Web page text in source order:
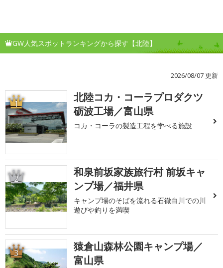
GW人気スポットランキングから探す【北陸】
2026/08/07 更新
1
北陸コカ・コーラプロダクツ
砺波工場／富山県
コカ・コーラの製造工程を学べる施設
2
和泉前坂家族旅行村 前坂キャ
ンプ場／福井県
キャンプ場のそばを流れる石徹白川での川
遊びや釣りを満喫
3
猿倉山森林公園キャンプ場／
富山県